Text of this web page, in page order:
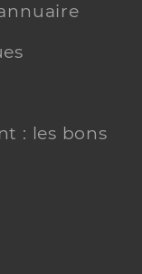
: les bons